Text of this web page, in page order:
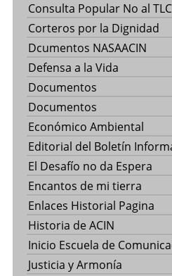
Consulta Popular No al TLC
Corteros por la Dignidad
Dcumentos NASAACIN
Defensa a la Vida
Documentos
Documentos
Económico Ambiental
Editorial del Boletín
El Desafío no da Espera
Encantos de mi tierra
Enlaces Historial Pagina
Historia de ACIN
Inicio Escuela de
Justicia y Armonía